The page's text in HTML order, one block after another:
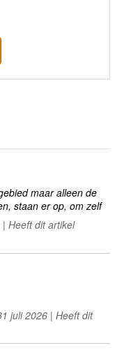
maar alleen de
staan er op, om zelf
Heeft dit artikel
juli 2026 | Heeft dit